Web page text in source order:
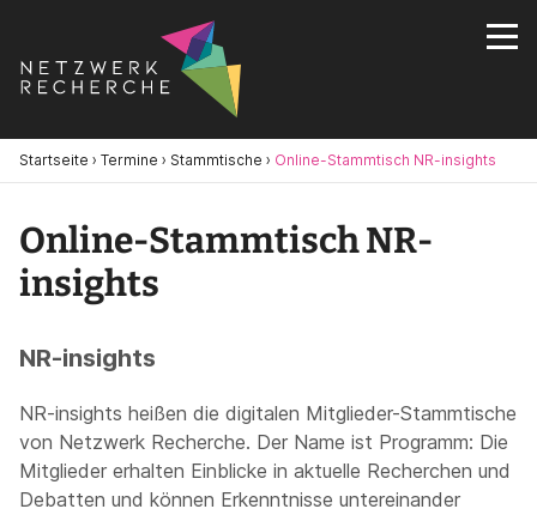
Startseite › Termine › Stammtische › Online-Stammtisch NR-insights
Online-Stammtisch NR-
insights
NR-insights
NR-insights heißen die digitalen Mitglieder-Stammtische
von Netzwerk Recherche. Der Name ist Programm: Die
Mitglieder erhalten Einblicke in aktuelle Recherchen und
Debatten und können Erkenntnisse untereinander